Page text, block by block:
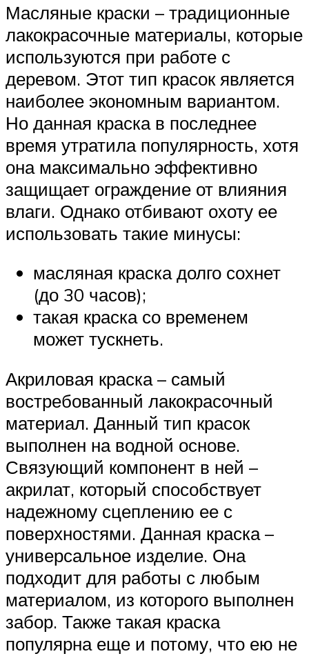
Масляные краски – традиционные
лакокрасочные материалы, которые
используются при работе с
деревом. Этот тип красок является
наиболее экономным вариантом.
Но данная краска в последнее
время утратила популярность, хотя
она максимально эффективно
защищает ограждение от влияния
влаги. Однако отбивают охоту ее
использовать такие минусы:
масляная краска долго сохнет
(до 30 часов);
такая краска со временем
может тускнеть.
Акриловая краска – самый
востребованный лакокрасочный
материал. Данный тип красок
выполнен на водной основе.
Связующий компонент в ней –
акрилат, который способствует
надежному сцеплению ее с
поверхностями. Данная краска –
универсальное изделие. Она
подходит для работы с любым
материалом, из которого выполнен
забор. Также такая краска
популярна еще и потому, что ею не